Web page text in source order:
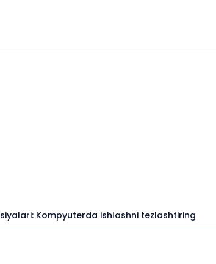
Kompyuterda ishlashni tezlashtiring